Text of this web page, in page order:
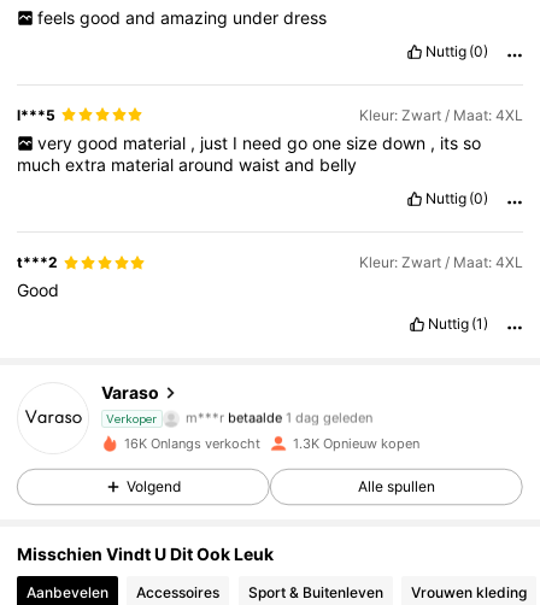
feels good and amazing under dress
Nuttig (0)
l***5 Kleur: Zwart / Maat: 4XL
very good material , just I need go one size down , its so
muchextra materialaroundwaistand belly
Nuttig (0)
t***2 Kleur: Zwart / Maat: 4XL
Good
Nuttig (1)
Varaso
Verkoper
m***2 gevolgd 1 dag geleden
4.70
620 Volgers
4.70 620 Volgers
4.70 620 Volgers
16K Onlangs verkocht 1.3K Opnieuw kopen
Volgend Alle spullen
Misschien Vindt U Dit Ook Leuk
Aanbevelen Accessoires Sport & Buitenleven Vrouwen kleding